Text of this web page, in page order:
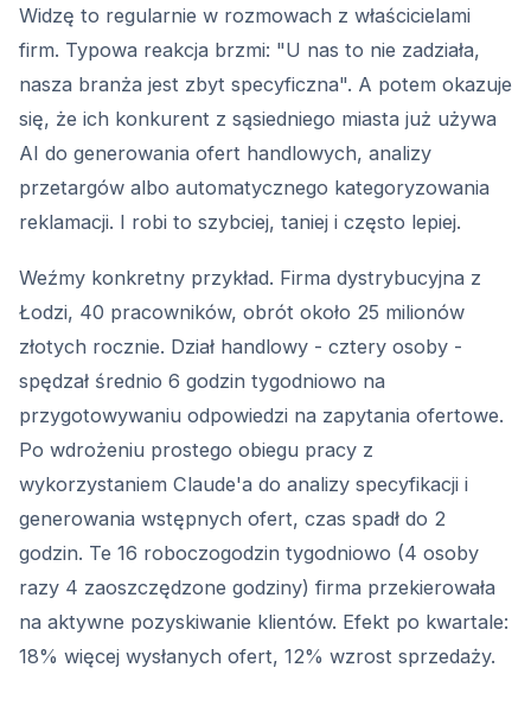
Widzę to regularnie w rozmowach z właścicielami
firm. Typowa reakcja brzmi: "U nas to nie zadziała,
nasza branża jest zbyt specyficzna". A potem okazuje
się, że ich konkurent z sąsiedniego miasta już używa
AI do generowania ofert handlowych, analizy
przetargów albo automatycznego kategoryzowania
reklamacji. I robi to szybciej, taniej i często lepiej.
Weźmy konkretny przykład. Firma dystrybucyjna z
Łodzi, 40 pracowników, obrót około 25 milionów
złotych rocznie. Dział handlowy - cztery osoby -
spędzał średnio 6 godzin tygodniowo na
przygotowywaniu odpowiedzi na zapytania ofertowe.
Po wdrożeniu prostego obiegu pracy z
wykorzystaniem Claude'a do analizy specyfikacji i
generowania wstępnych ofert, czas spadł do 2
godzin. Te 16 roboczogodzin tygodniowo (4 osoby
razy 4 zaoszczędzone godziny) firma przekierowała
na aktywne pozyskiwanie klientów. Efekt po kwartale:
18% więcej wysłanych ofert, 12% wzrost sprzedaży.